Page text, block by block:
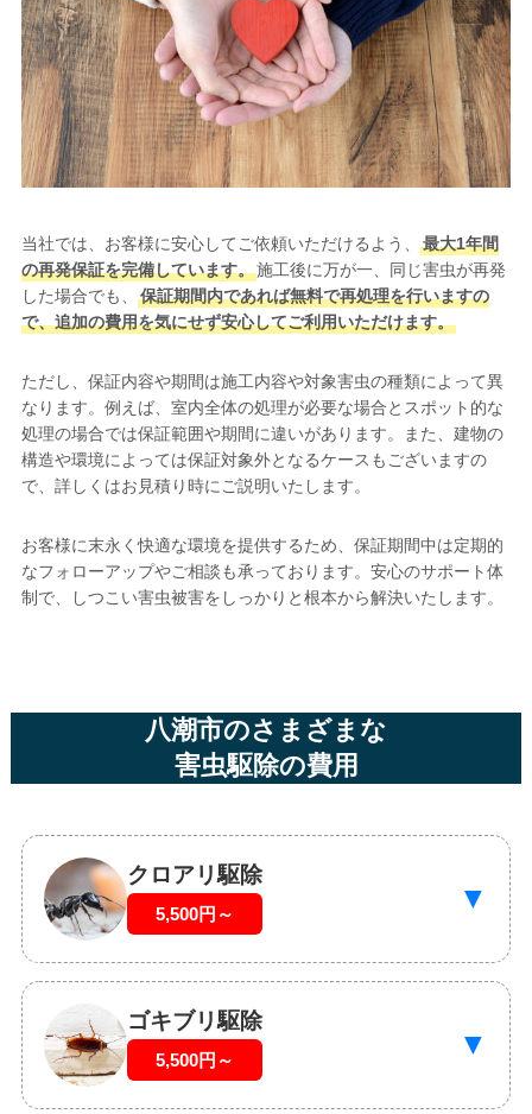
当社では、お客様に安心してご依頼いただけるよう、
最大1年間
の再発保証を完備しています。施工後に万が一、同じ害虫が再発
した場合でも、
保証期間内であれば無料で再処理を行いますの
で、追加の費用を気にせず安心してご利用いただけます。
ただし、保証内容や期間は施工内容や対象害虫の種類によって異
なります。例えば、室内全体の処理が必要な場合とスポット的な
処理の場合では保証範囲や期間に違いがあります。また、建物の
構造や環境によっては保証対象外となるケースもございますの
で、詳しくはお見積り時にご説明いたします。
お客様に末永く快適な環境を提供するため、保証期間中は定期的
なフォローアップやご相談も承っております。安心のサポート体
制で、しつこい害虫被害をしっかりと根本から解決いたします。
八潮市のさまざまな
害虫駆除の費用
クロアリ駆除
5,500円～ ▼
ゴキブリ駆除
5,500円～ ▼